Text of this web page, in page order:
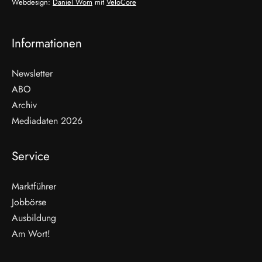
Webdesign: Daniel Wom mit VeloCore
Informationen
Newsletter
ABO
Archiv
Mediadaten 2026
Service
Marktführer
Jobbörse
Ausbildung
Am Wort!